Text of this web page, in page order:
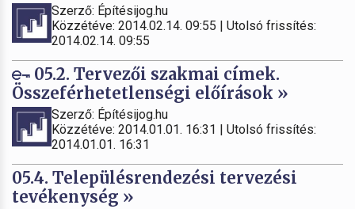
Szerző: Építésijog.hu
Közzétéve: 2014.02.14. 09:55 | Utolsó frissítés:
2014.02.14. 09:55
05.2. Tervezői szakmai címek.
Összeférhetetlenségi előírások »
Szerző: Építésijog.hu
Közzétéve: 2014.01.01. 16:31 | Utolsó frissítés:
2014.01.01. 16:31
05.4. Településrendezési tervezési
tevékenység »